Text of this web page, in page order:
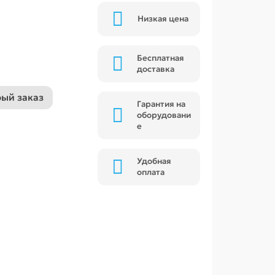
заказ
Низкая цена
Бесплатная
доставка
Гарантия на
оборудовани
е
Удобная
оплата